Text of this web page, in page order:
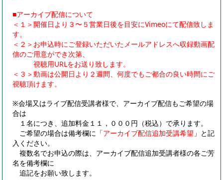
■アーカイブ配信について
＜１＞開催日より３〜５営業日後を目安にVimeoにて配信致しま
す。
＜２＞お申込時にご登録いただいたメールアドレスへ収録動画配
信のご用意ができ次第、
視聴用URLをお送り致します。
＜３＞動画は公開日より２週間、何度でもご都合の良い時間にご
視聴頂けます。
※会場又はライブ配信受講者様で、アーカイブ配信もご希望の場
合は
１名につき、追加料金１１，０００円（税込）で承ります。
ご希望の場合は備考欄に「アーカイブ配信追加受講希望 」と記
入ください。
複数名でお申込の際は、アーカイブ配信追加受講者様の各ご芳
名を備考欄に
追記をお願い致します。